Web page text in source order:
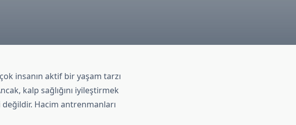
insanın aktif bir yaşam tarzı
kalp sağlığını iyileştirmek
Hacim antrenmanları